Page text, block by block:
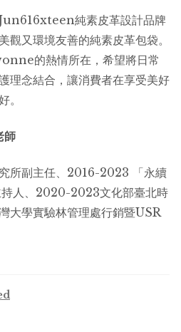
純素皮革設計品牌
觀又環境友善的純素皮革包袋。
的熱情所在，希望將日常
理念結合，讓消費者在享受美好
。
師
所副主任、2016-2023 「永續
人、2020-2023文化部臺北時
大學實驗林管理處行銷暨USR